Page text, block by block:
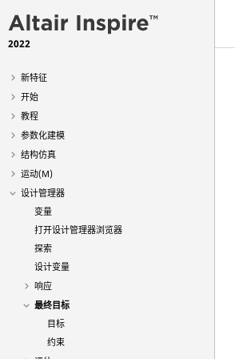
2022
新特征
开始
教程
参数化建模
结构仿真
运动(M)
设计管理器
变量
打开设计管理器浏览器
探索
设计变量
响应
最终目标
目标
约束